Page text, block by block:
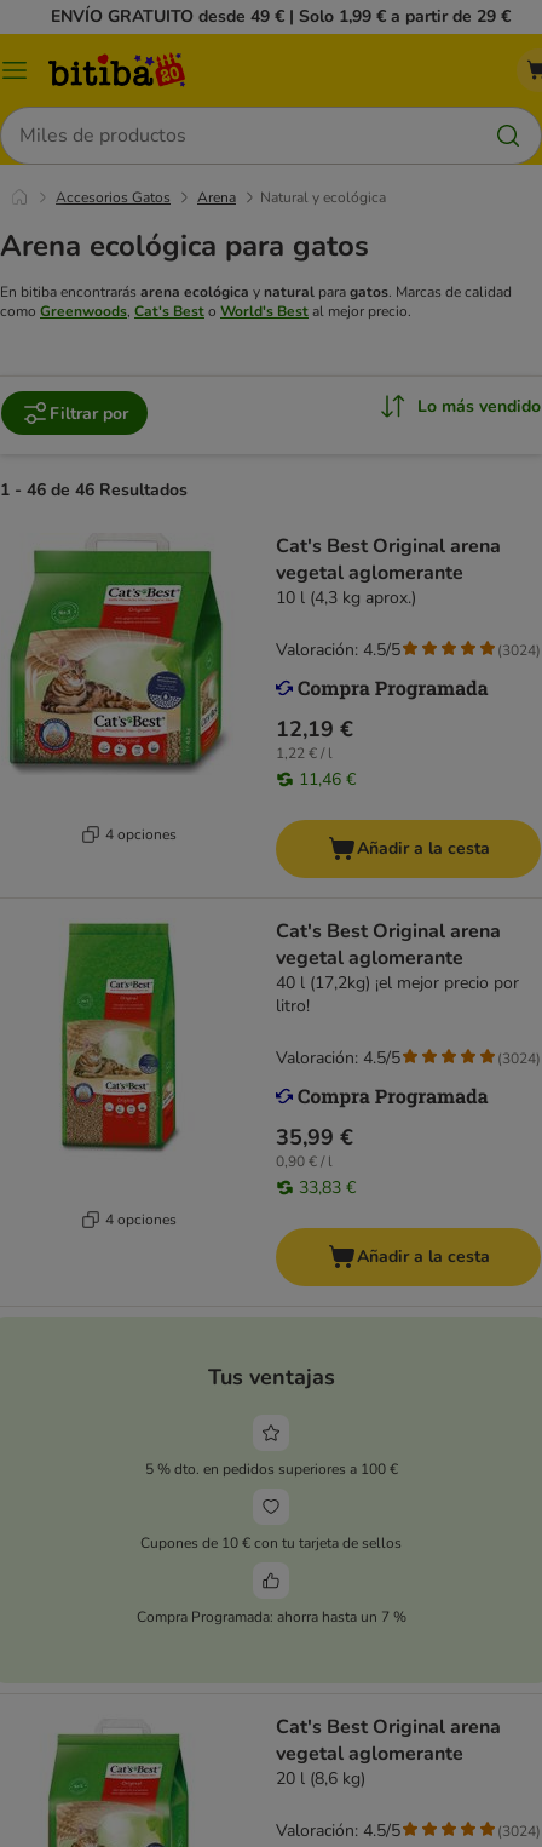
ENVÍO GRATUITO desde 49 € | Solo 1,99 € a partir de 29 €
Menú
Buscar
Accesorios Gatos Arena Natural y ecológica
Arena ecológica para gatos
En bitiba encontrarás arena ecológica y natural paragatos. Marcas de calidad
como Greenwoods, Cat's Besto World's Bestal mejor precio.
Filtrar por Lo más vendido
1 - 46 de 46 Resultados
4 opciones
Cat's Best Original arena
vegetal aglomerante
10 l (4,3 kg aprox.)
12,19 €
1,22 € / l
11,46 €
Valoración: 4.5/5 (3024)
Añadir a la cesta
4 opciones
Cat's Best Original arena
vegetal aglomerante
40 l (17,2kg) ¡el mejor precio por
litro!
35,99 €
0,90 € / l
33,83 €
Valoración: 4.5/5 (3024)
Añadir a la cesta
Tus ventajas
5 % dto. en pedidos superiores a 100 €
Cupones de 10 € con tu tarjeta de sellos
Compra Programada: ahorra hasta un 7 %
Cat's Best Original arena
vegetal aglomerante
20 l (8,6 kg)
Valoración: 4.5/5 (3024)